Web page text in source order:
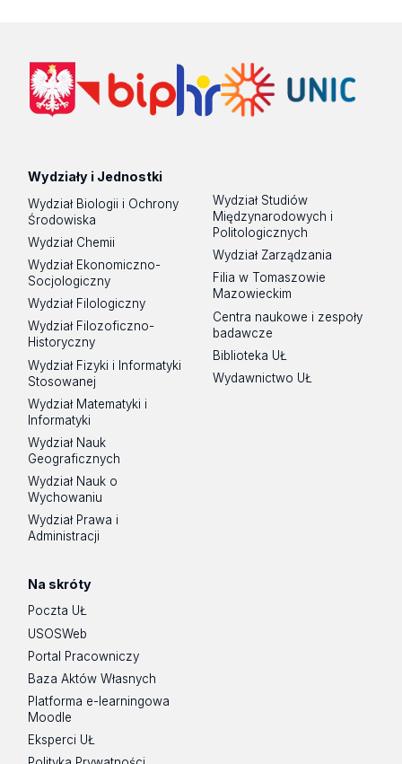
Wydziały i Jednostki
Wydział Biologii i Ochrony
Środowiska
Wydział Chemii
Wydział Ekonomiczno-
Socjologiczny
Wydział Filologiczny
Wydział Filozoficzno-
Historyczny
Wydział Fizyki i Informatyki
Stosowanej
Wydział Matematyki i
Informatyki
Wydział Nauk
Geograficznych
Wydział Nauk o
Wychowaniu
Wydział Prawa i
Administracji
Wydział Studiów
Międzynarodowych i
Politologicznych
Wydział Zarządzania
Filia w Tomaszowie
Mazowieckim
Centra naukowe i zespoły
badawcze
Biblioteka UŁ
Wydawnictwo UŁ
Na skróty
Poczta UŁ
USOSWeb
Portal Pracowniczy
Baza Aktów Własnych
Platforma e-learningowa
Moodle
Eksperci UŁ